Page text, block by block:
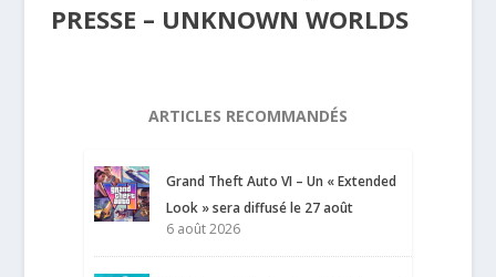
PRESSE – UNKNOWN WORLDS
ARTICLES RECOMMANDÉS
Grand Theft Auto VI – Un « Extended
Look » sera diffusé le 27 août
6 août 2026